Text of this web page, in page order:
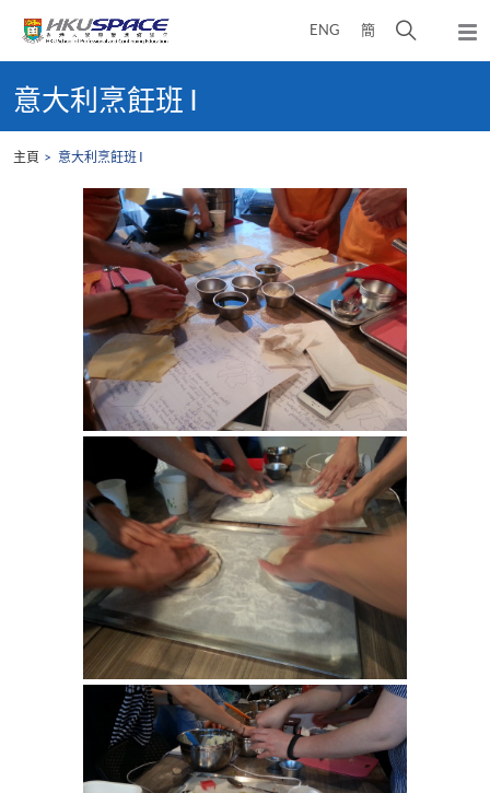
ENG 簡
開
彈
出
單
content
start意大利烹飪班 I
主頁 意大利烹飪班 I